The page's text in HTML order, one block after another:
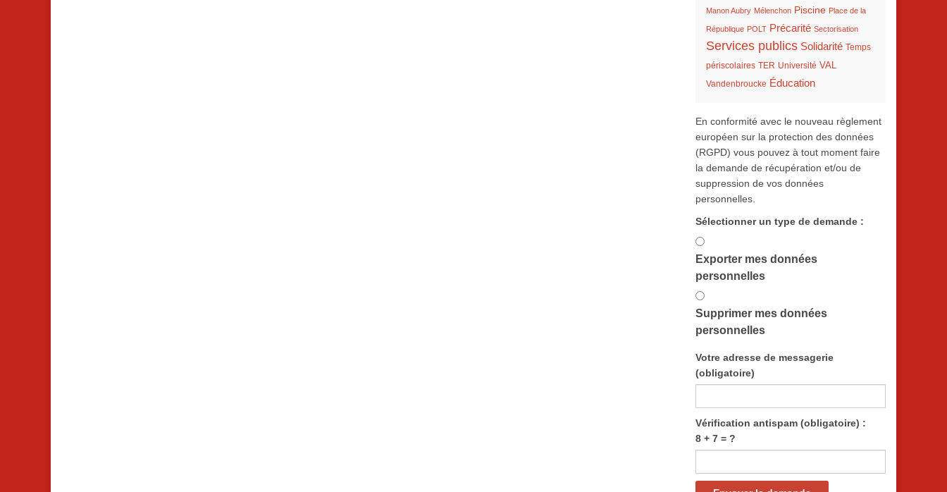
Manon Aubry Mélenchon Piscine Place de la
République POLT Précarité Sectorisation
Services publics Solidarité Temps
périscolaires TER Université VAL
Vandenbroucke Éducation
En conformité avec le nouveau règlement
européen sur la protection des données
(RGPD) vous pouvez à tout moment faire
la demande de récupération et/ou de
suppression de vos données
personnelles.
Sélectionner un type de demande :
Exporter mes données
personnelles
Supprimer mes données
personnelles
Votre adresse de messagerie
(obligatoire)
Vérification antispam (obligatoire) :
8 + 7 = ?